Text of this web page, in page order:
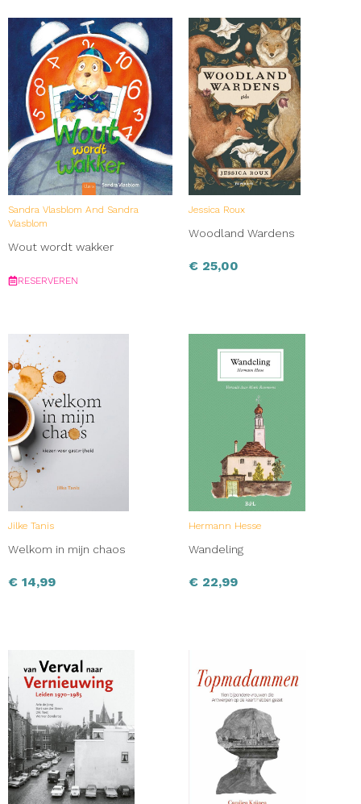
Sandra Vlasblom And Sandra
Vlasblom
Wout wordt wakker
RESERVEREN
Jessica Roux
Woodland Wardens
€ 25,00
Jilke Tanis
Welkom in mijn chaos
€ 14,99
Hermann Hesse
Wandeling
€ 22,99